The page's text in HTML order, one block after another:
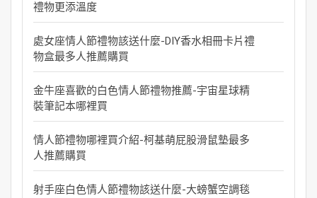
禮物更添溫度
處女座情人節禮物該送什麼-DIY香水相冊卡片禮
物盒最多人推薦購買
金牛座喜歡的白色情人節禮物推薦-宇宙星球精
裝筆記本哪裡買
情人節禮物哪裡買介紹-柯基萌屁股滑鼠墊最多
人推薦購買
射手座白色情人節禮物該送什麼-大螃蟹空調毯